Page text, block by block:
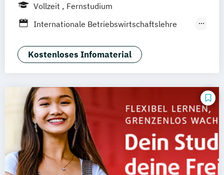
Vollzeit
Fernstudium
Internationale Betriebswirtschaftslehre
Social Media Management
Kostenloses Infomaterial